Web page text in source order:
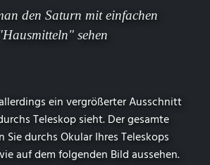
den Saturn mit einfachen
sehen
ein vergrößerter Ausschnitt
Teleskop sieht. Der gesamte
durchs Okular Ihres Teleskops
auf dem folgenden Bild aussehen.